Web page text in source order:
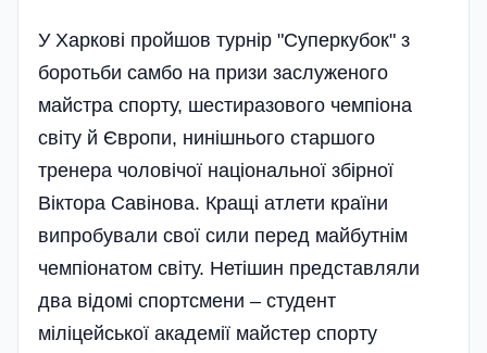
У Харкові пройшов турнір "Суперкубок" з
боротьби самбо на призи заслуженого
майстра спорту, шестиразового чемпіона
світу й Європи, нинішнього старшого
тренера чолові­чої національної збірної
Віктора Саві­нова. Кращі атлети країни
випробували свої сили перед майбутнім
чемпіонатом світу. Нетішин представляли
два відомі спортсмени – студент
міліцейської академії майстер спорту